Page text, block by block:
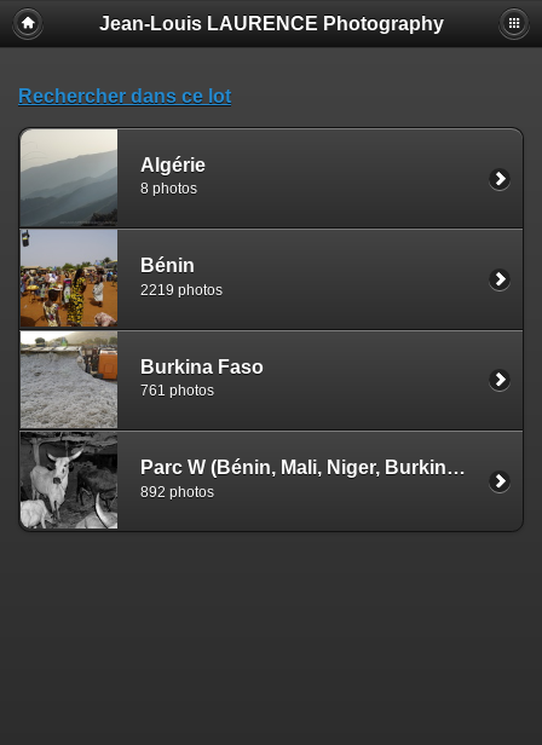
Jean-Louis LAURENCE Photography
Rechercher dans ce lot
Algérie
8 photos
Bénin
2219 photos
Burkina Faso
761 photos
Parc W (Bénin, Mali, Niger, Burkina Faso)
892 photos